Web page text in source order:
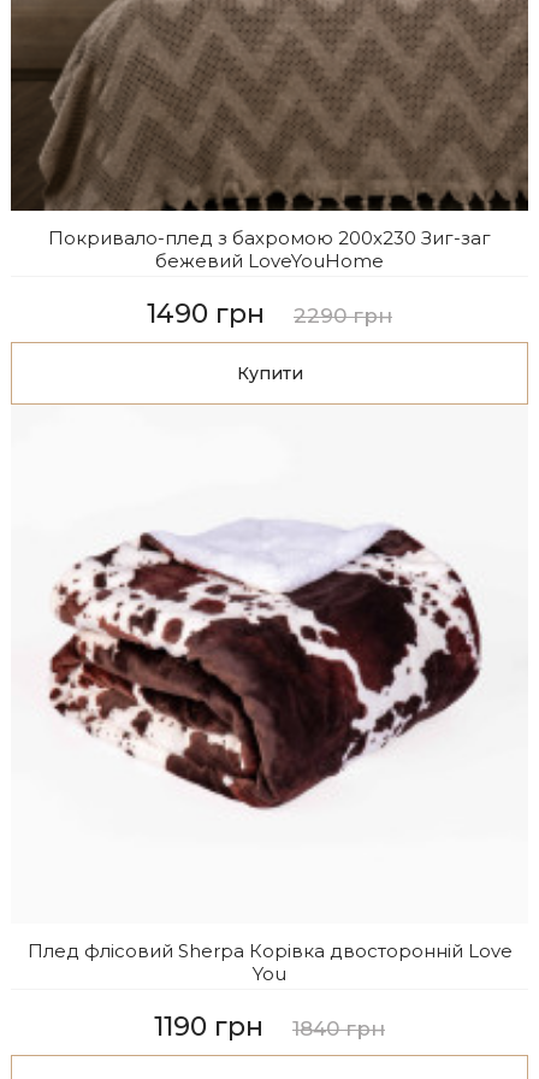
Покривало-плед з бахромою 200х230 Зиг-заг
бежевий LoveYouHome
1490 грн 2290 грн
Купити
Плед флісовий Sherpa Корівка двосторонній Love
You
1190 грн 1840 грн